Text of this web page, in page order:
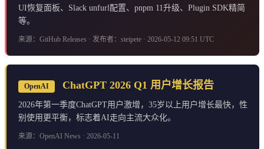
UI恢复面板、Slack unfurl配置、pnpm 11升级、Plugin SDK精简
等。
来源：GitHub Releases · 发布者：steipete · 2026-05-12 09:51 UTC
OpenAI ChatGPT 2026 Q1 用户增长报告
2026年第一季度ChatGPT用户激增，35岁以上用户增长最快，性
别使用更平衡，标志着AI走向主流大众化。
来源：OpenAI News · 2026-05-11